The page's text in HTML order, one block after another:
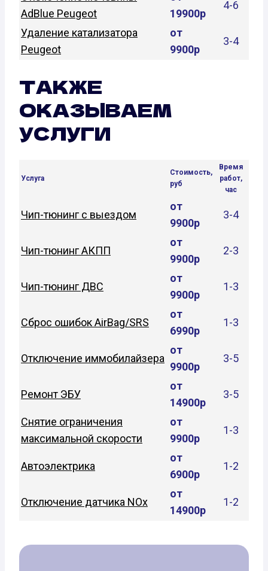
AdBlue Peugeot
19900р
4-6
Удаление катализатора
Peugeot
от
9900р
3-4
ТАКЖЕ
ОКАЗЫВАЕМ
УСЛУГИ
Услуга
Стоимость,
руб
Время
работ,
час
Чип-тюнинг с выездом
от
9900р
3-4
Чип-тюнинг АКПП
от
9900р
2-3
Чип-тюнинг ДВС
от
9900р
1-3
Сброс ошибок AirBag/SRS
от
6990р
1-3
Отключение иммобилайзера
от
9900р
3-5
Ремонт ЭБУ
от
14900р
3-5
Снятие ограничения
максимальной скорости
от
9900р
1-3
Автоэлектрика
от
6900р
1-2
Отключение датчика NOx
от
14900р
1-2